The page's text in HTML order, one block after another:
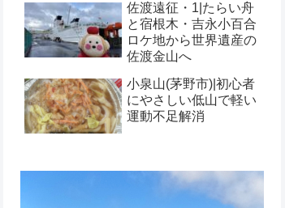
佐渡遠征・1|たらい舟
と宿根木・吉永小百合
ロケ地から世界遺産の
佐渡金山へ
小泉山(茅野市)|初心者
にやさしい低山で軽い
運動不足解消